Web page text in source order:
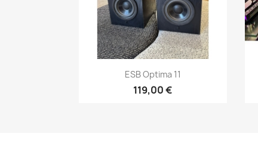
Anteprima
ESB Optima 11
119,00 €